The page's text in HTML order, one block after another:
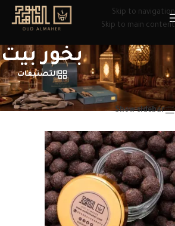
Skip to navigation
Skip to main content
بخور بيت
التصنيفات
الرئيسية/منتجات تحت الوسم “بخور بيت”
Show sidebar